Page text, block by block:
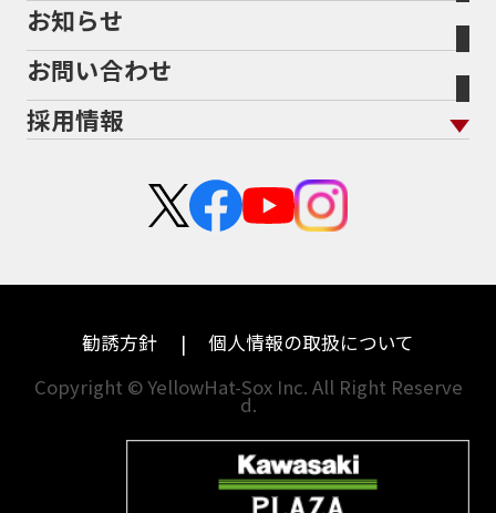
地域から探す
メーカー別買取相場・
ヤマハ
ホンダ
スズキ
ハーレーダビッドソン
ドゥカティ
トライアンフ
アプリリア
KTM
モトグッツイ
MVアグスタ
他海外ﾒｰｶｰ
バイク保険無料見積り（他社でご加入の方）
盗難保険
福島
茨城
栃木
兵庫
福岡
会社概要
沿革
二輪公正取引協議会加盟店
お知らせ
お問い合わせ
採用情報
中途採用・アルバイト
勧誘方針
個人情報の取扱について
Copyright © YellowHat-Sox Inc. All Right Reserve
d.